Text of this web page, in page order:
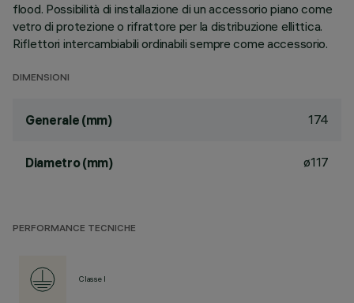
flood. Possibilità di installazione di un accessorio piano come
vetro di protezione o rifrattore per la distribuzione ellittica.
Riflettori intercambiabili ordinabili sempre come accessorio.
DIMENSIONI
Generale (mm) 174
Diametro (mm) ø117
PERFORMANCE TECNICHE
Classe I